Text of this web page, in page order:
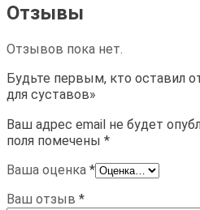
Отзывы
Отзывов пока нет.
Будьте первым, кто оставил
для суставов»
Ваш адрес email не будет
поля помечены *
Ваша оценка *
Ваш отзыв *